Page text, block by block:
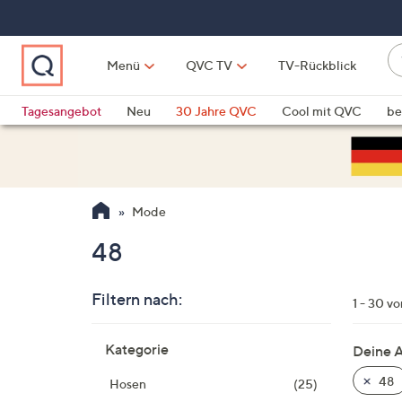
springen
Menü QVC TV TV-Rückblick
Tagesangebot
Neu 30 Jahre QVC Cool mit QVC
Mode
48
Filtern nach:
Produktliste
Kategorie
Hosen
(25)
1 - 30
Deine
48